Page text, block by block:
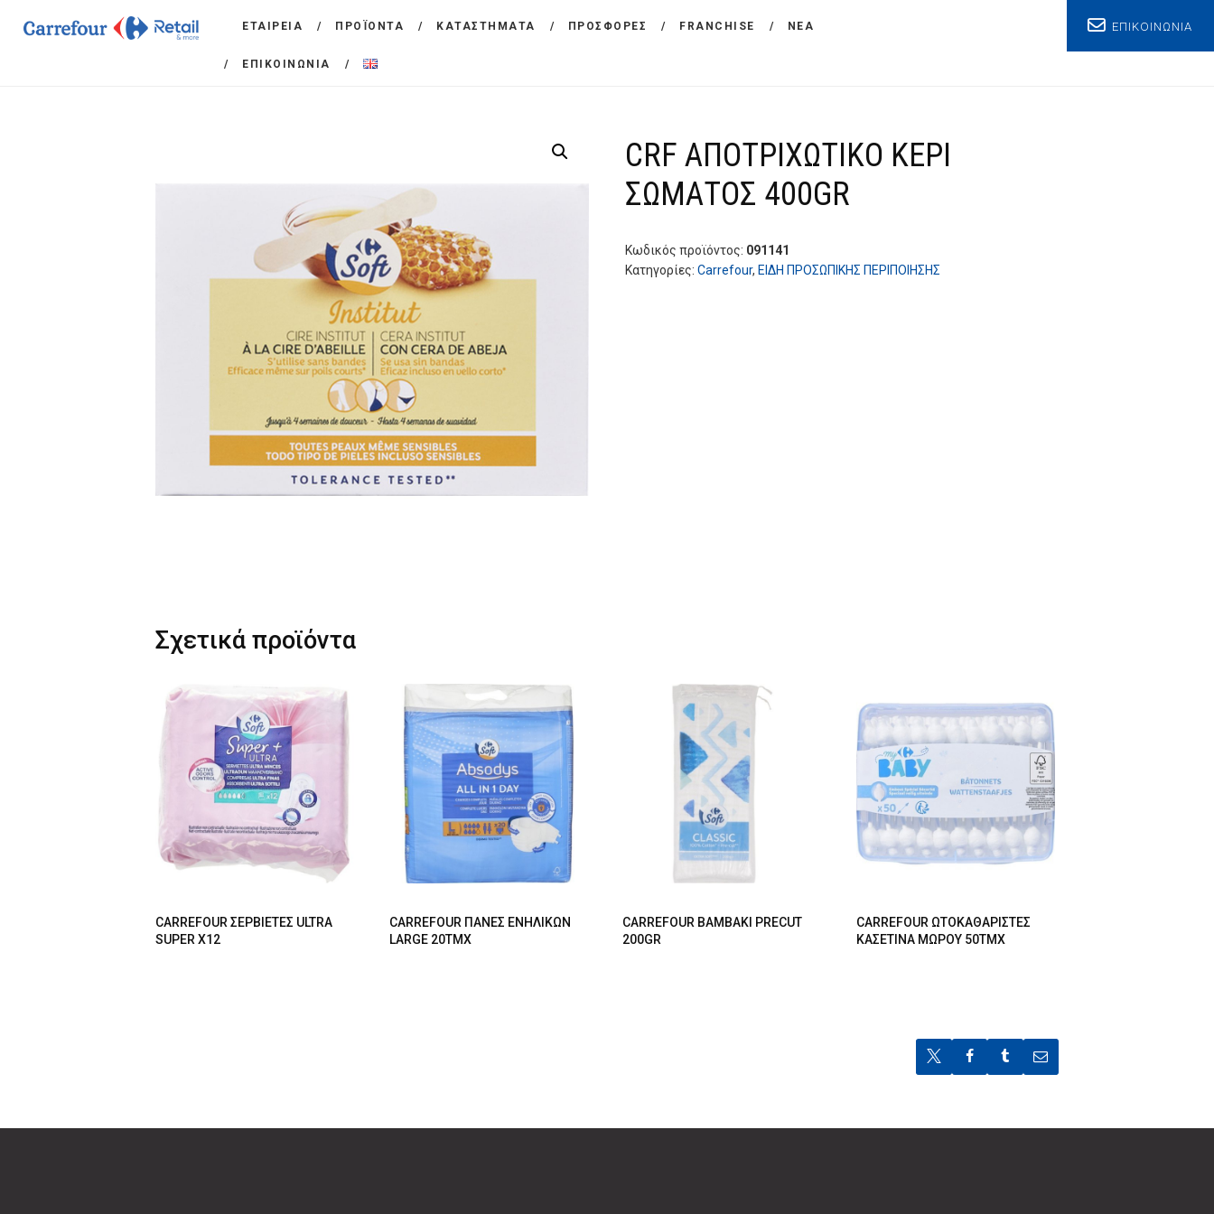
ΕΤΑΙΡΕΙΑ ΠΡΟΪΟΝΤΑ ΚΑΤΑΣΤΗΜΑΤΑ ΠΡΟΣΦΟΡΕΣ FRANCHISE ΝΕΑ
ΕΠΙΚΟΙΝΩΝΙΑ
ΕΠΙΚΟΙΝΩΝΙΑ
ΕΤΑΙΡΕΙΑ
ΠΡΟΣΦΟΡΕΣ
ΝΕΑ
ΕΠΙΚΟΙΝΩΝΙΑ
CRF ΑΠΟΤΡΙΧΩΤΙΚO ΚΕΡΙ
ΣΩΜΑΤΟΣ 400GR
Κωδικός προϊόντος: 091141
Κατηγορίες: Carrefour, ΕΙΔΗ ΠΡΟΣΩΠΙΚΗΣ ΠΕΡΙΠΟΙΗΣΗΣ
Σχετικά προϊόντα
CARREFOUR ΣΕΡΒΙΕΤΕΣ ULTRA
SUPER X12
CARREFOUR ΠΑΝΕΣ ΕΝΗΛΙΚΩΝ
LARGE 20ΤΜΧ
CARREFOUR ΒΑΜΒΑΚΙ PRECUT
200GR
CARREFOUR ΩΤΟΚΑΘΑΡΙΣΤΕΣ
ΚΑΣΕΤΙΝΑ ΜΩΡΟΥ 50ΤΜΧ